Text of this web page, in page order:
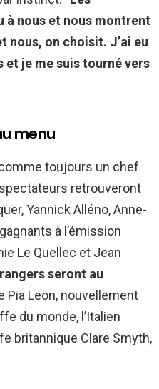
à nous et nous montrent
nous, on choisit. J’ai eu
et je me suis tourné vers
menu
toujours un chef
retrouveront
Yannick Alléno, Anne-
à l’émission
Le Quellec et Jean
seront au
Pia Leon, nouvellement
du monde, l’Italien
britannique Clare Smyth,